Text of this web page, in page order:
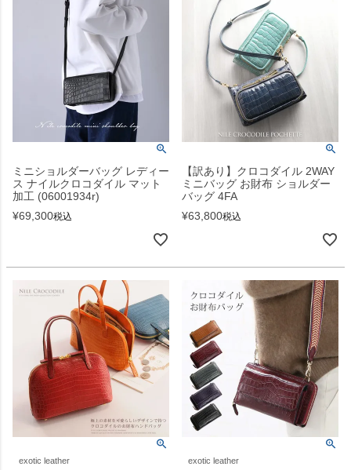
ミニショルダーバッグ レディー
ス ナイルクロコダイル マット
加工 (06001934r)
¥69,300税込
【訳あり】クロコダイル 2WAY
ミニバッグ お財布 ショルダー
バッグ 4FA
¥63,800税込
exotic leather exotic leather